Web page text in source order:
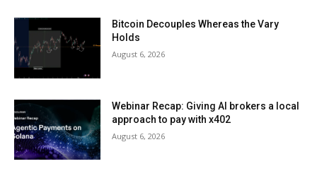
Bitcoin Decouples Whereas the Vary
Holds
August 6, 2026
Webinar Recap: Giving AI brokers a local
approach to pay with x402
August 6, 2026